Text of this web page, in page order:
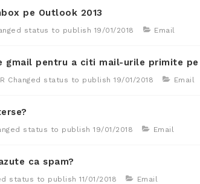
pe Outlook 2013
status to publish 19/01/2018 Email
gmail pentru a citi mail-urile primite
Changed status to publish 19/01/2018 Email
status to publish 19/01/2018 Email
ca spam?
status to publish 11/01/2018 Email